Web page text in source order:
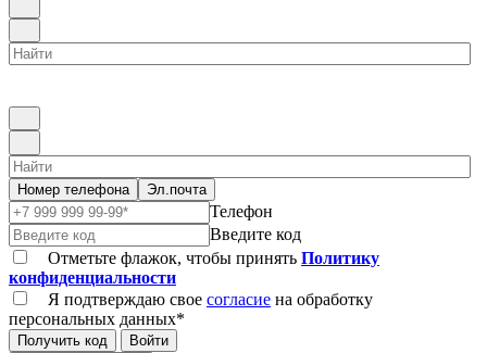
Номер телефона Эл.почта
Телефон
Введите код
Отметьте флажок, чтобы принять Политику
конфиденциальности
Я подтверждаю свое согласие на обработку
персональных данных*
Получить код
Войти